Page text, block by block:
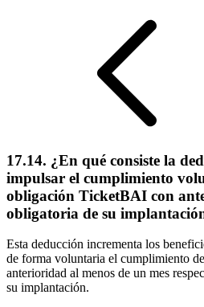
17.14. ¿En qué consiste la
impulsar el cumplimiento
obligación TicketBAI con
obligatoria de su
Esta deducción incrementa los
de forma voluntaria el cumplimiento
anterioridad al menos de un mes
su implantación.